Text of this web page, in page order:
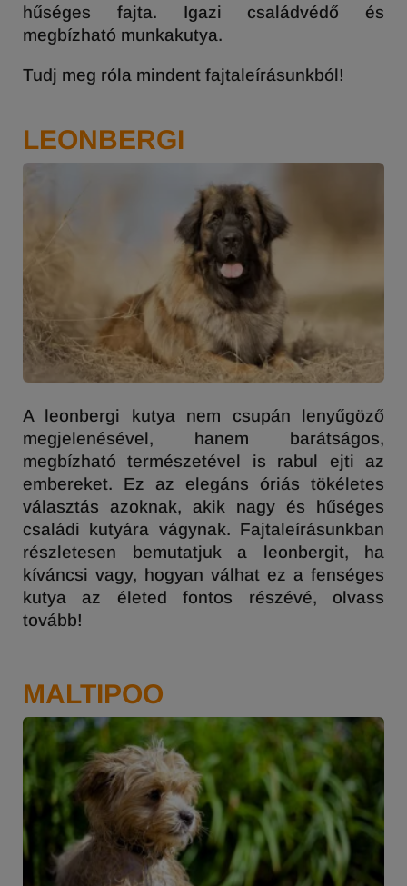
hűséges fajta. Igazi családvédő és
megbízható munkakutya.
Tudj meg róla mindent fajtaleírásunkból!
LEONBERGI
A leonbergi kutya nem csupán lenyűgöző
megjelenésével, hanem barátságos,
megbízható természetével is rabul ejti az
embereket. Ez az elegáns óriás tökéletes
választás azoknak, akik nagy és hűséges
családi kutyára vágynak. Fajtaleírásunkban
részletesen bemutatjuk a leonbergit, ha
kíváncsi vagy, hogyan válhat ez a fenséges
kutya az életed fontos részévé, olvass
tovább!
MALTIPOO